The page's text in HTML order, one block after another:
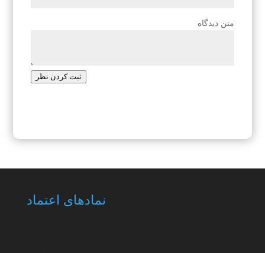
متن دیدگاه
ثبت کردن نظر
نمادهای اعتماد